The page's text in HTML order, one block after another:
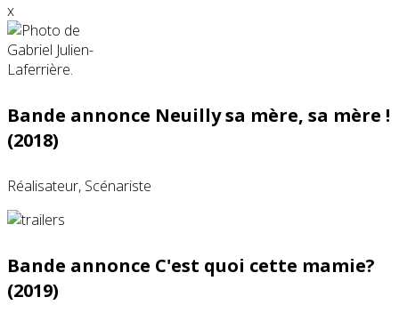
x
Bande annonce Neuilly sa mère, sa mère !
(2018)
Réalisateur, Scénariste
Bande annonce C'est quoi cette mamie?
(2019)